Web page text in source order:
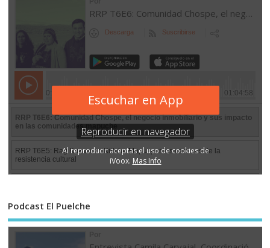
Podcast El Puelche